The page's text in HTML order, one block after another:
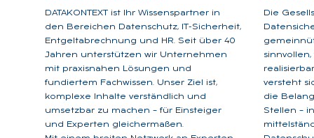
DATAKONTEXT ist Ihr Wissenspartner in
den Bereichen Datenschutz, IT-Sicherheit,
Entgeltabrechnung und HR. Seit über 40
Jahren unterstützen wir Unternehmen
mit praxisnahen Lösungen und
fundiertem Fachwissen. Unser Ziel ist,
komplexe Inhalte verständlich und
umsetzbar zu machen – für Einsteiger
und Experten gleichermaßen.
Die
versteht
die
Stellen –